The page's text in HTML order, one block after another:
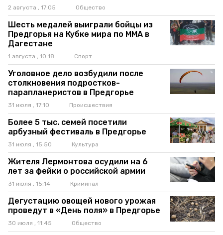
2 августа , 17:05 Общество
Шесть медалей выиграли бойцы из
Предгорья на Кубке мира по ММА в
Дагестане
1 августа , 10:18 Спорт
Уголовное дело возбудили после
столкновения подростков-
парапланеристов в Предгорье
31 июля , 17:10 Происшествия
Более 5 тыс. семей посетили
арбузный фестиваль в Предгорье
31 июля , 15:50 Культура
Жителя Лермонтова осудили на 6
лет за фейки о российской армии
31 июля , 15:14 Криминал
Дегустацию овощей нового урожая
проведут в «День поля» в Предгорье
30 июля , 11:45 Общество